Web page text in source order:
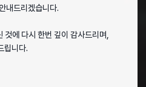
내드리겠습니다.
에 다시 한번 깊이 감사드리며,
립니다.